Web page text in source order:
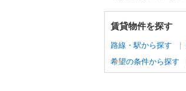
賃貸物件を探す
路線・駅から探す
希望の条件から探す